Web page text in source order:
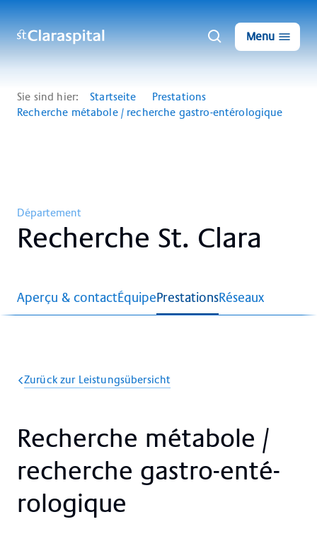
Menu
Sie sind hier: Startseite
Prestations
Recherche métabole / recherche gastro-entérologique
Département
Re­cher­che St. Cla­ra
Aperçu & contactÉquipePrestationsRéseaux
Zurück zur Leistungsübersicht
Re­cher­che mé­ta­bo­le /
re­cher­che gastro-en­t­é­
ro­lo­gi­que